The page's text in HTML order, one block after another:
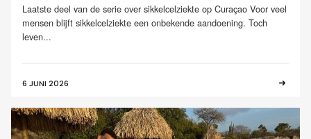
Laatste deel van de serie over sikkelcelziekte op Curaçao Voor veel
mensen blijft sikkelcelziekte een onbekende aandoening. Toch
leven...
6 JUNI 2026